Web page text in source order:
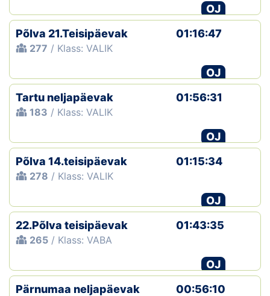
OJ
Põlva 21.Teisipäevak
277 / Klass: VALIK
01:16:47
OJ
Tartu neljapäevak
183 / Klass: VALIK
01:56:31
OJ
Põlva 14.teisipäevak
278 / Klass: VALIK
01:15:34
OJ
22.Põlva teisipäevak
265 / Klass: VABA
01:43:35
OJ
Pärnumaa neljapäevak
00:56:10